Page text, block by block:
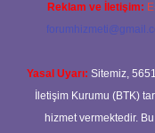
Reklam ve İletişim:
Yasal Uyarı: Sitemiz,
İletişim Kurumu (BTK)
hizmet vermektedir.